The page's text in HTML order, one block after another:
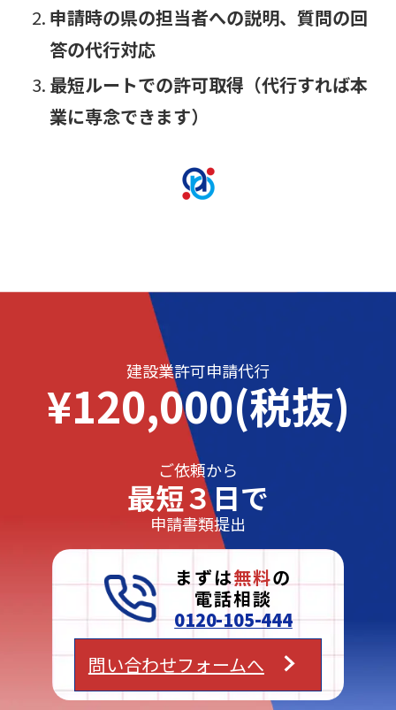
申請時の県の担当者への説明、質問の回
答の代行対応
最短ルートでの許可取得（代行すれば本
業に専念できます）
建設業許可申請代行
¥120,000(税抜)
ご依頼から
最短３日で
申請書類提出
まずは無料の
電話相談
0120-105-444
問い合わせフォームへ